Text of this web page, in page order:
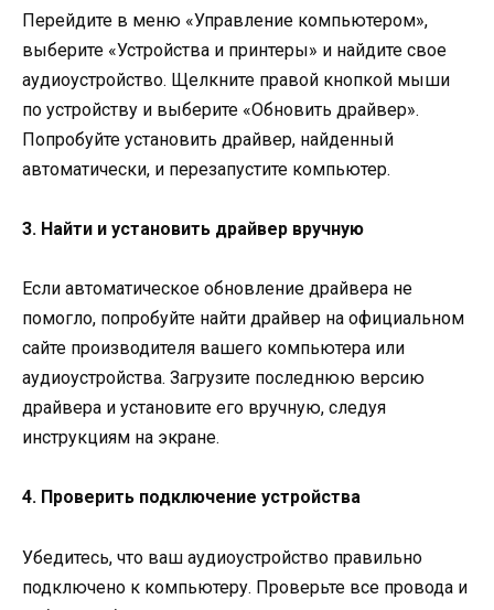
Перейдите в меню «Управление компьютером»,
выберите «Устройства и принтеры» и найдите свое
аудиоустройство. Щелкните правой кнопкой мыши
по устройству и выберите «Обновить драйвер».
Попробуйте установить драйвер, найденный
автоматически, и перезапустите компьютер.
3. Найти и установить драйвер вручную
Если автоматическое обновление драйвера не
помогло, попробуйте найти драйвер на официальном
сайте производителя вашего компьютера или
аудиоустройства. Загрузите последнюю версию
драйвера и установите его вручную, следуя
инструкциям на экране.
4. Проверить подключение устройства
Убедитесь, что ваш аудиоустройство правильно
подключено к компьютеру. Проверьте все провода и